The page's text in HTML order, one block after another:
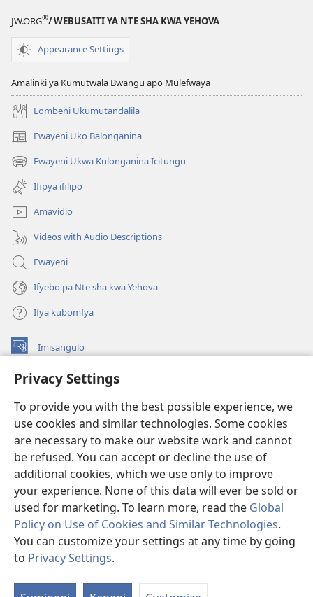
Privacy Settings
To provide you with the best possible experience, we
use cookies and similar technologies. Some cookies
are necessary to make our website work and cannot
be refused. You can accept or decline the use of
additional cookies, which we use only to improve
your experience. None of this data will ever be sold or
used for marketing. To learn more, read the Global
Policy on Use of Cookies and Similar Technologies.
You can customize your settings at any time by going
to Privacy Settings.
JW.ORG®/ WEBUSAITI YA NTE SHA KWA YEHOVA
Appearance Settings
Amalinki ya Kumutwala Bwangu apo Mulefwaya
Lombeni Ukumutandalila
Fwayeni Uko Balonganina
(yalaisula
na
imbi)
Fwayeni Ukwa Kulonganina Icitungu
(yalaisula
na
imbi)
Ifipya ifilipo
Amavidio
Videos with Audio Descriptions
Fwayeni
Ifyebo pa Nte sha kwa Yehova
Ifya kubomfya
Imisangulo
(yalaisula
imbi)
Watchtower LAIBRARE YA PA INTANETI™
na
imbi)
JW Hub ®
(yalaisula
na
imbi)
App
Watchtower Library
Copyright© 2026 Watch Tower Bible and Tract Society of Pennsylvania.
IFYO MUFWILE UKUKONKA